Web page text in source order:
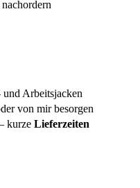
Arbeitsjacken
von mir besorgen
kurze Lieferzeiten